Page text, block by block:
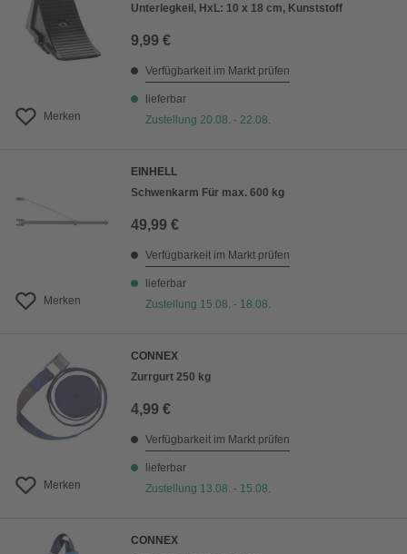
Merken
Unterlegkeil, HxL: 10 x 18 cm, Kunststoff
9,99 €
Verfügbarkeit im Markt prüfen
lieferbar
Zustellung 20.08. - 22.08.
Merken
EINHELL
Schwenkarm Für max. 600 kg
49,99 €
Verfügbarkeit im Markt prüfen
lieferbar
Zustellung 15.08. - 18.08.
Merken
CONNEX
Zurrgurt 250 kg
4,99 €
Verfügbarkeit im Markt prüfen
lieferbar
Zustellung 13.08. - 15.08.
CONNEX